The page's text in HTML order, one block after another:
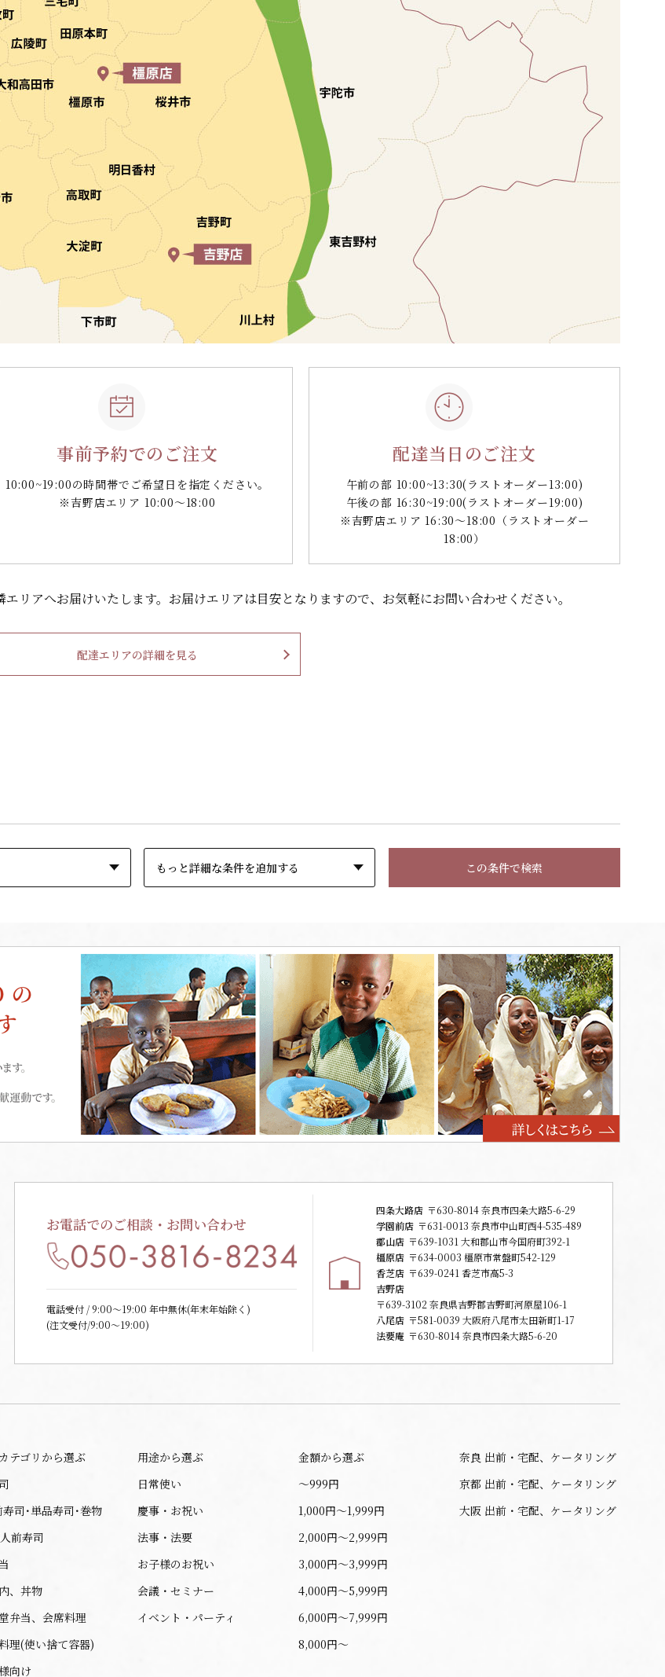
事前予約でのご注文
10:00~19:00の時間帯で ご希望日を指定ください。
※吉野店エリア 10:00～18:00
配達当日のご注文
午前の部 10:00~13:30(ラストオーダー13:00)
午後の部 16:30~19:00(ラストオーダー19:00)
※吉野店エリア 16:30～18:00（ラストオーダー
18:00）
エリアへお届けいたします。 お届けエリアは目安となりますので、 お気軽にお問い合わせください。
配達エリアの詳細を見る
もっと詳細な条件を追加する この条件で検索
お電話でのご相談・お問い合わせ
電話受付 / 9:00〜19:00 年中無休(年末年始除く)
(注文受付/9:00～19:00)
四条大路店 〒630-8014 奈良市四条大路5-6-29
学園前店 〒631-0013 奈良市中山町西4-535-489
郡山店 〒639-1031 大和郡山市今国府町392-1
橿原店 〒634-0003 橿原市常盤町542-129
香芝店 〒639-0241 香芝市高5-3
吉野店
〒639-3102 奈良県吉野郡吉野町河原屋106-1
八尾店 〒581-0039 大阪府八尾市太田新町1-17
法要庵 〒630-8014 奈良市四条大路5-6-20
テゴリから選ぶ
寿司･単品寿司･巻物
前寿司
、丼物
弁当、会席料理
理(使い捨て容器)
向け
用途から選ぶ
日常使い
慶事・お祝い
法事・法要
お子様のお祝い
会議・セミナー
イベント・パーティ
金額から選ぶ
〜999円
1,000円〜1,999円
2,000円〜2,999円
3,000円〜3,999円
4,000円〜5,999円
6,000円〜7,999円
8,000円〜
奈良 出前・宅配、ケータリング
京都 出前・宅配、ケータリング
大阪 出前・宅配、ケータリング